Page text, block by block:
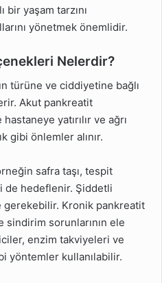
bir yaşam tarzını
yönetmek önemlidir.
Nelerdir?
türüne ve ciddiyetine bağlı
Akut pankreatit
yatırılır ve ağrı
gibi önlemler alınır.
safra taşı, tespit
de hedeflenir. Şiddetli
gerekebilir. Kronik pankreatit
sindirim sorunlarının ele
enzim takviyeleri ve
yöntemler kullanılabilir.